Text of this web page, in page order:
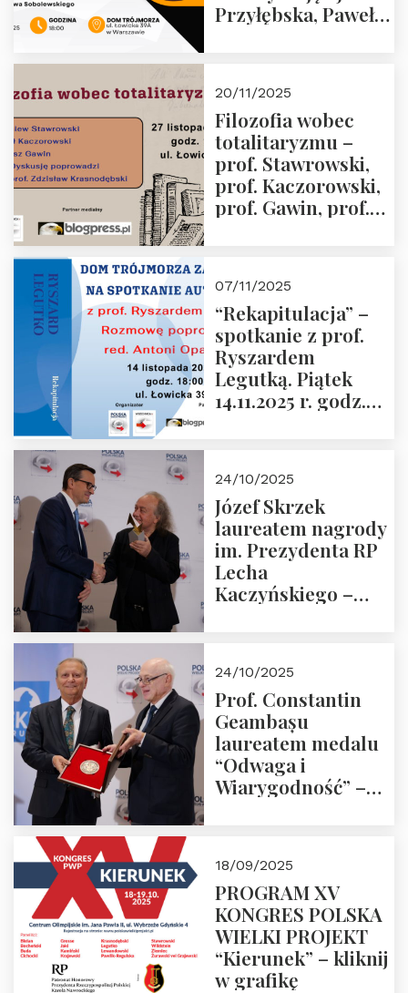
Przyłębska, Paweł
Przemysław
Sobolewski – 4
grudnia 2025 r.
godz. 18:00.
20/11/2025
Filozofia wobec
totalitaryzmu –
prof. Stawrowski,
prof. Kaczorowski,
prof. Gawin, prof.
07/11/2025
“Rekapitulacja” –
spotkanie z prof.
Ryszardem
Legutką. Piątek
14.11.2025 r. godz.
24/10/2025
Józef Skrzek
laureatem nagrody
im. Prezydenta RP
Lecha
Kaczyńskiego –
24/10/2025
Prof. Constantin
Geambașu
laureatem medalu
“Odwaga i
Wiarygodność” –
18/09/2025
PROGRAM XV
KONGRES POLSKA
WIELKI PROJEKT
“Kierunek” – kliknij
w grafikę